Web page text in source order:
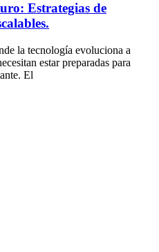
Estrategias de
la tecnología evoluciona a
estar preparadas para
El